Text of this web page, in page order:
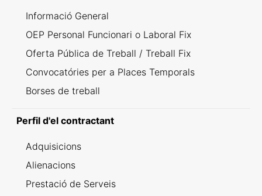
Informació General
OEP Personal Funcionari o Laboral Fix
Oferta Pública de Treball / Treball Fix
Convocatóries per a Places Temporals
Borses de treball
Perfil d'el contractant
Adquisicions
Alienacions
Prestació de Serveis